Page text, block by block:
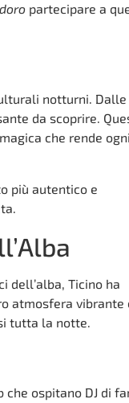
partecipare a
notturni. Dalle
da scoprire.
che rende ogni
più autentico e
dell’alba, Ticino ha
atmosfera vibrante
tutta la notte.
ospitano DJ di